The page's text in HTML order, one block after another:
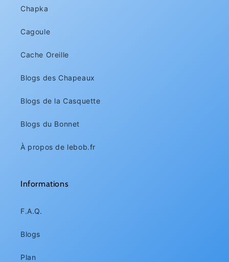
Chapka
Cagoule
Cache Oreille
Blogs des Chapeaux
Blogs de la Casquette
Blogs du Bonnet
À propos de lebob.fr
Informations
F.A.Q.
Blogs
Plan